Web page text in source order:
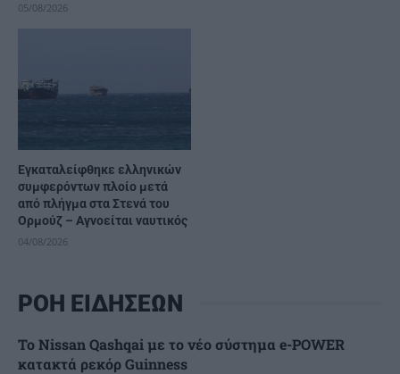
05/08/2026
Εγκαταλείφθηκε ελληνικών
συμφερόντων πλοίο μετά
από πλήγμα στα Στενά του
Ορμούζ – Αγνοείται ναυτικός
04/08/2026
ΡΟΗ ΕΙΔΗΣΕΩΝ
Το Nissan Qashqai με το νέο σύστημα e-POWER
κατακτά ρεκόρ Guinness